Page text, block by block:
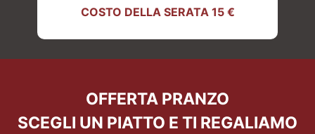
COSTO DELLA SERATA 15 €
OFFERTA PRANZO
SCEGLI UN PIATTO E TI REGALIAMO